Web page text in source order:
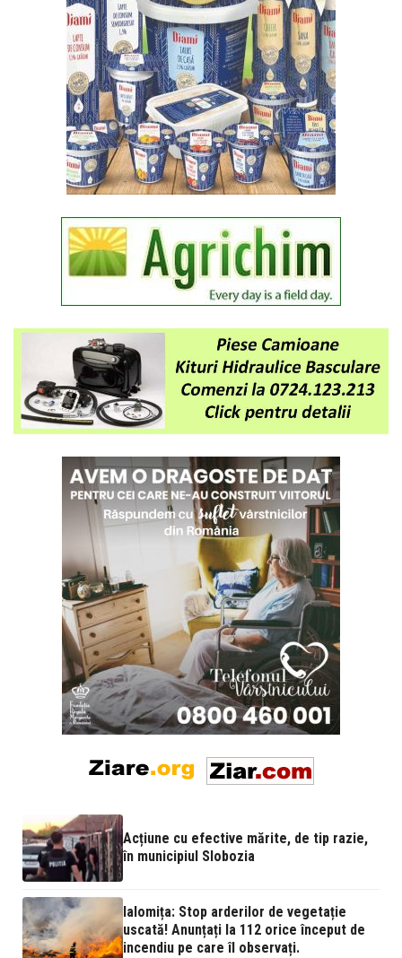
Acțiune cu efective mărite, de tip razie,
în municipiul Slobozia
Ialomița: Stop arderilor de vegetație
uscată! Anunțați la 112 orice început de
incendiu pe care îl observați.